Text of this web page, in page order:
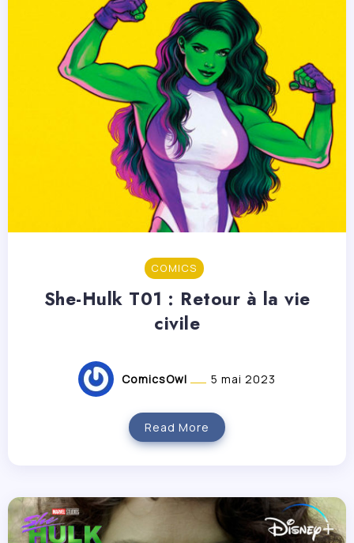
COMICS
She-Hulk T01 : Retour à la vie
civile
ComicsOwl 5 mai 2023
Read More